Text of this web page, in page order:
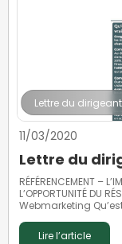
Lettre du dirigeant
11/03/2020
Lettre du
RÉFÉRENCEMENT –
L’OPPORTUNITÉ DU
Webmarketing
Lire l’article